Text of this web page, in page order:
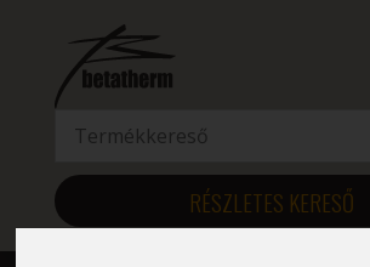
RÉSZLETES KERESŐ